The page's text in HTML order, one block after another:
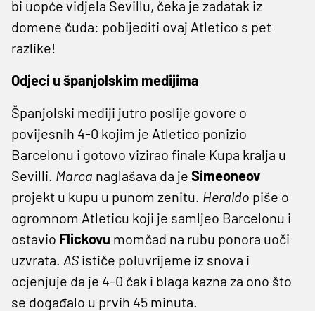
bi uopće vidjela Sevillu, čeka je zadatak iz
domene čuda: pobijediti ovaj Atletico s pet
razlike!
Odjeci u španjolskim medijima
Španjolski mediji jutro poslije govore o
povijesnih 4-0 kojim je Atletico ponizio
Barcelonu i gotovo vizirao finale Kupa kralja u
Sevilli. Marca naglašava da je Simeoneov
projekt u kupu u punom zenitu. Heraldo piše o
ogromnom Atleticu koji je samljeo Barcelonu i
ostavio Flickovu momčad na rubu ponora uoči
uzvrata. AS ističe poluvrijeme iz snova i
ocjenjuje da je 4-0 čak i blaga kazna za ono što
se događalo u prvih 45 minuta.